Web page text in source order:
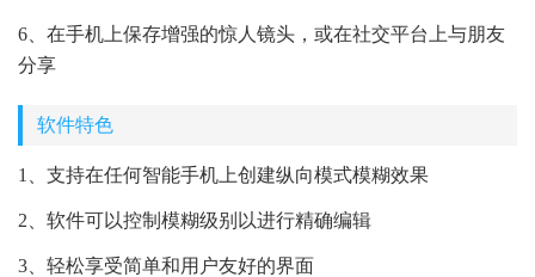
6、在手机上保存增强的惊人镜头，或在社交平台上与朋友
分享
软件特色
1、支持在任何智能手机上创建纵向模式模糊效果
2、软件可以控制模糊级别以进行精确编辑
3、轻松享受简单和用户友好的界面